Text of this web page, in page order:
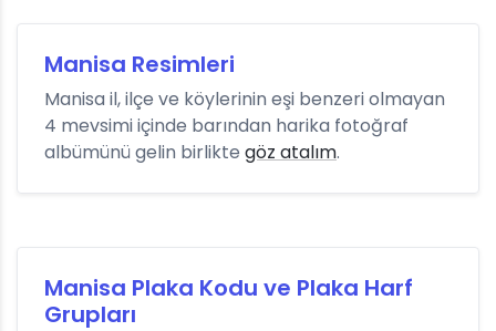
Manisa Resimleri
Manisa il, ilçe ve köylerinin eşi benzeri olmayan
4 mevsimi içinde barından harika fotoğraf
albümünü gelin birlikte göz atalım.
Manisa Plaka Kodu ve Plaka Harf
Grupları